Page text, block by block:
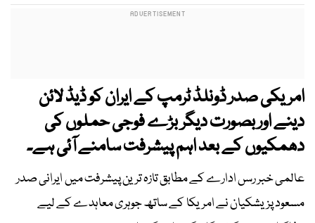
امریکی صدر ڈونلڈ ٹرمپ کے ایران کو ڈیڈ لائن
دینے اور بصورت دیگر بڑے فوجی حملوں کی
دھمکیوں کے بعد اہم پیشرفت سامنے آئی ہے۔
عالمی خبر رسں ادارے کے مطابق تازہ ترین پیشرفت میں ایرانی صدر
مسعود پزیشکیان نے امریکا کے ساتھ جوہری معاہدے کے لیے